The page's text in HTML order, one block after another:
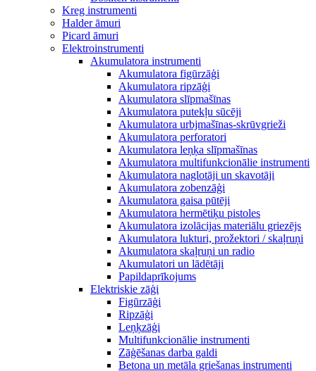
Kreg instrumenti
Halder āmuri
Picard āmuri
Elektroinstrumenti
Akumulatora instrumenti
Akumulatora figūrzāģi
Akumulatora ripzāģi
Akumulatora slīpmašīnas
Akumulatora putekļu sūcēji
Akumulatora urbjmašīnas-skrūvgrieži
Akumulatora perforatori
Akumulatora leņķa slīpmašīnas
Akumulatora multifunkcionālie instrumenti
Akumulatora naglotāji un skavotāji
Akumulatora zobenzāģi
Akumulatora gaisa pūtēji
Akumulatora hermētiķu pistoles
Akumulatora izolācijas materiālu griezējs
Akumulatora lukturi, prožektori / skaļruņi
Akumulatora skaļruņi un radio
Akumulatori un lādētāji
Papildaprīkojums
Elektriskie zāģi
Figūrzāģi
Ripzāģi
Leņķzāģi
Multifunkcionālie instrumenti
Zāģēšanas darba galdi
Betona un metāla griešanas instrumenti